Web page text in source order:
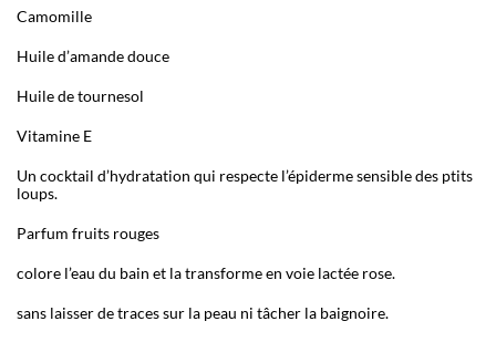
Camomille
Huile d’amande douce
Huile de tournesol
Vitamine E
Un cocktail d’hydratation qui respecte l’épiderme sensible des ptits
loups.
Parfum fruits rouges
colore l’eau du bain et la transforme en voie lactée rose.
sans laisser de traces sur la peau ni tâcher la baignoire.